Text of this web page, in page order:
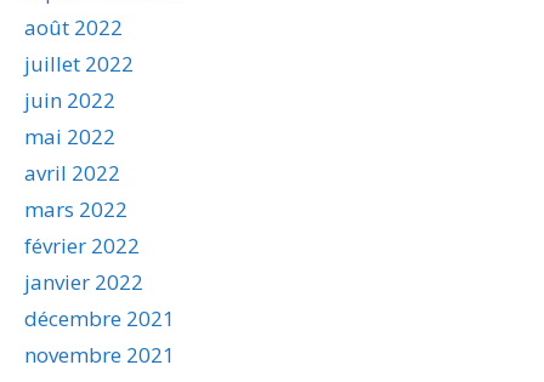
août 2022
juillet 2022
juin 2022
mai 2022
avril 2022
mars 2022
février 2022
janvier 2022
décembre 2021
novembre 2021